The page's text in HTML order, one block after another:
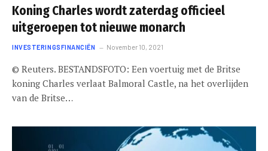
Koning Charles wordt zaterdag officieel
uitgeroepen tot nieuwe monarch
INVESTERINGSFINANCIËN November 10, 2021
© Reuters. BESTANDSFOTO: Een voertuig met de Britse
koning Charles verlaat Balmoral Castle, na het overlijden
van de Britse…